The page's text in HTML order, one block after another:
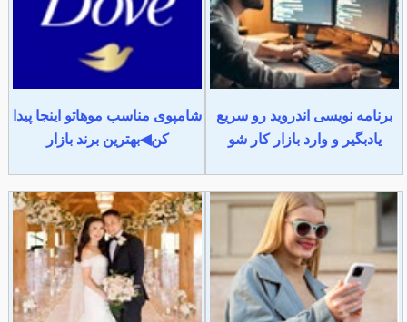
برنامه نویسی اندروید رو سریع
یادبگیر و وارد بازار کار شو
شامپوی مناسب موهاتو اینجا پیدا
کن◀بهترین برند بازار